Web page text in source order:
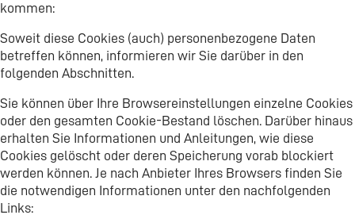
kommen:
Soweit diese Cookies (auch) personenbezogene Daten
betreffen können, informieren wir Sie darüber in den
folgenden Abschnitten.
Sie können über Ihre Browsereinstellungen einzelne Cookies
oder den gesamten Cookie-Bestand löschen. Darüber hinaus
erhalten Sie Informationen und Anleitungen, wie diese
Cookies gelöscht oder deren Speicherung vorab blockiert
werden können. Je nach Anbieter Ihres Browsers finden Sie
die notwendigen Informationen unter den nachfolgenden
Links: